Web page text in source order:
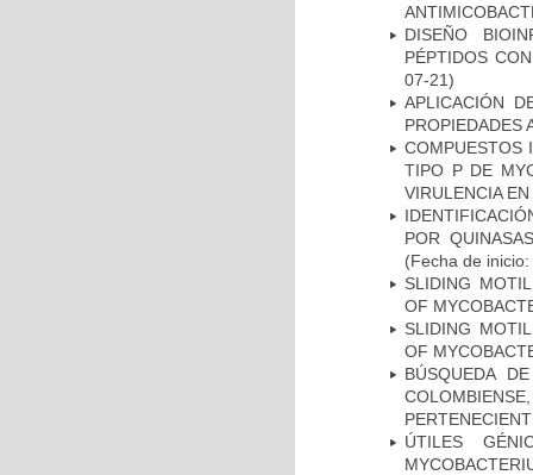
DISEÑO
PÉPTIDOS
07-21)
APLICACIÓN
PROPIEDADES
COMPUESTOS
TIPO P DE
VIRULENCIA
POR
(Fecha de
SLIDING
OF
SLIDING
OF
BÚSQUEDA
ÚTILES